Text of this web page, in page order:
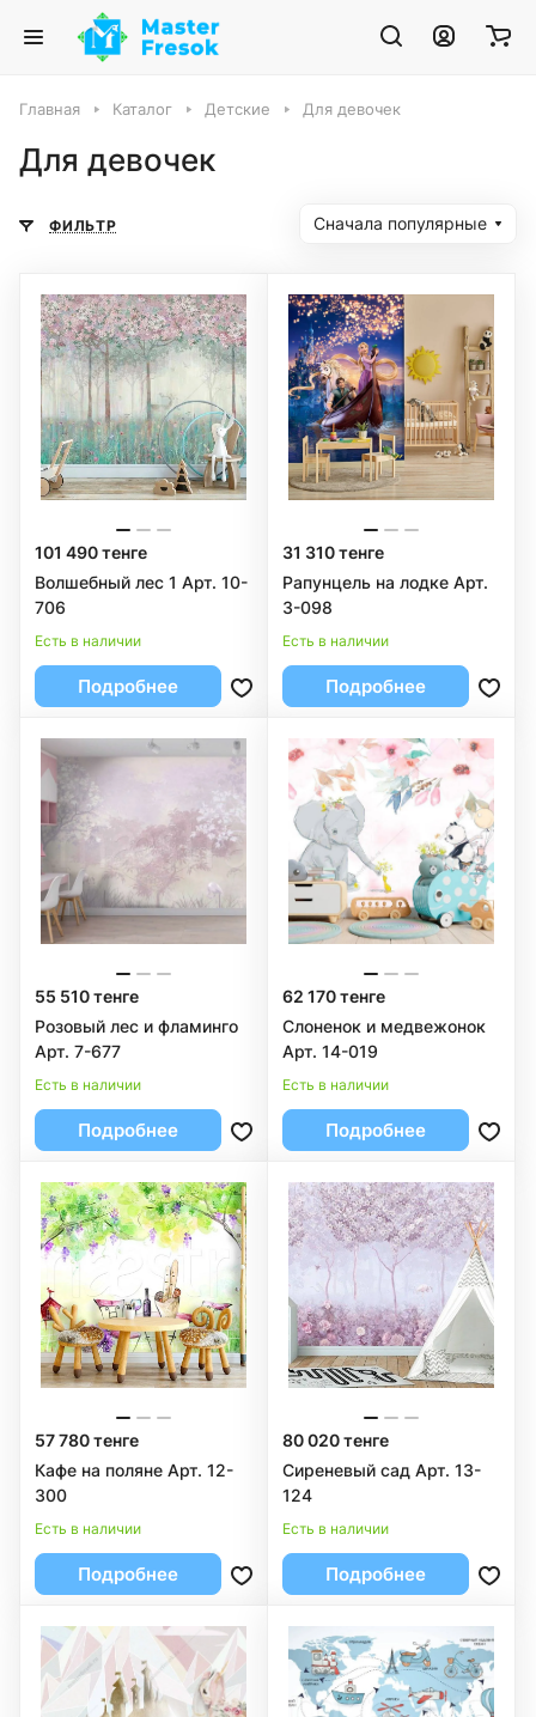
Главная Каталог Детские Для девочек
Для девочек
ФИЛЬТР Сначала популярные
101 490 тенге
Волшебный лес 1 Арт. 10-
706
Есть в наличии
Подробнее
31 310 тенге
Рапунцель на лодке Арт.
3-098
Есть в наличии
Подробнее
55 510 тенге
Розовый лес и фламинго
Арт. 7-677
Есть в наличии
Подробнее
62 170 тенге
Слоненок и медвежонок
Арт. 14-019
Есть в наличии
Подробнее
57 780 тенге
Кафе на поляне Арт. 12-
300
Есть в наличии
Подробнее
80 020 тенге
Сиреневый сад Арт. 13-
124
Есть в наличии
Подробнее